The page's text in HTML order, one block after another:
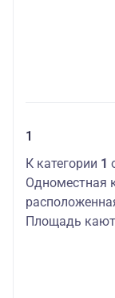
1
К категории 1
Одноместная
Площадь